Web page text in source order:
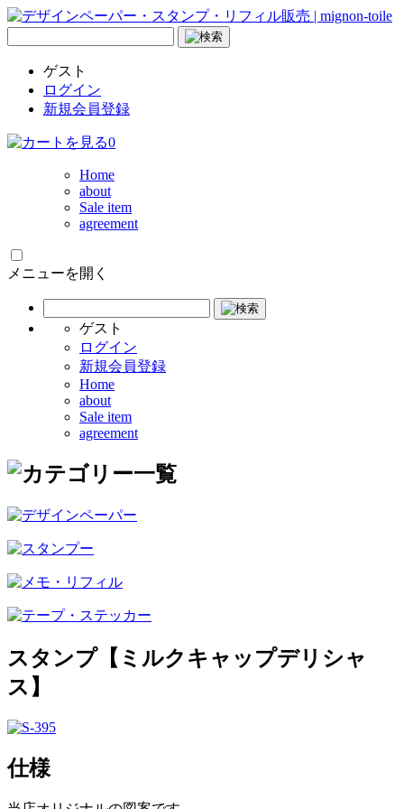
ゲスト
ログイン
新規会員登録
0
Home
about
Sale item
agreement
メニューを開く
ゲスト
ログイン
新規会員登録
Home
about
Sale item
agreement
スタンプ【ミルクキャップデリシャ
ス】
仕様